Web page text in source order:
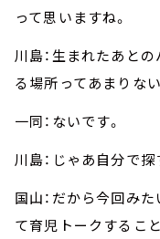
って思いますね。
川島：生まれたあと
る場所ってあまりな
一同：ないです。
川島：じゃあ自分で
国山：だから今回み
て育児トークするこ